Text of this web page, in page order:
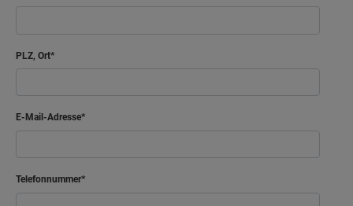
PLZ, Ort
E-Mail-Adresse
Telefonnummer